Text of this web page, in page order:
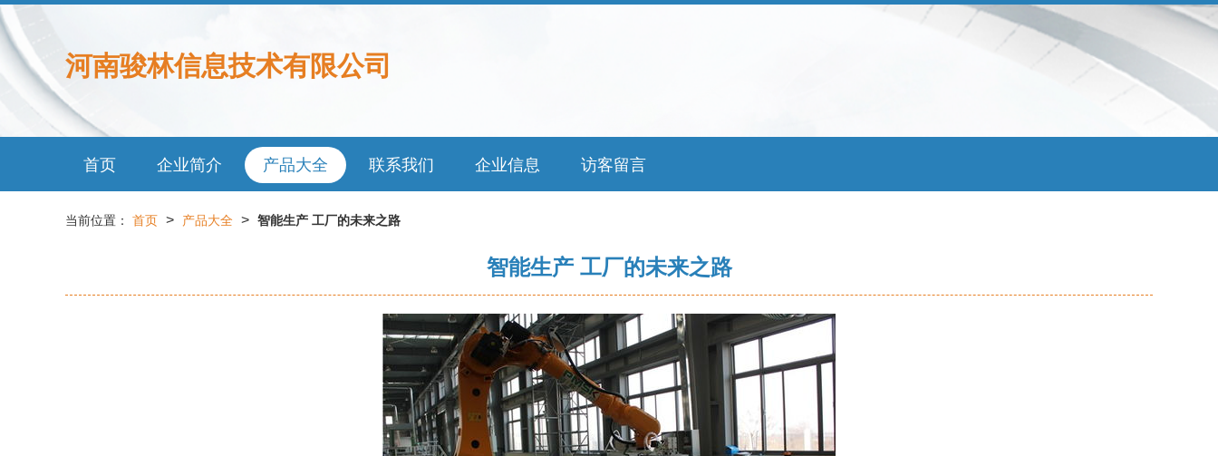
河南骏林信息技术有限公司
首页 企业简介 产品大全 联系我们 企业信息 访客留言
当前位置： 首页 > 产品大全 > 智能生产 工厂的未来之路
智能生产 工厂的未来之路